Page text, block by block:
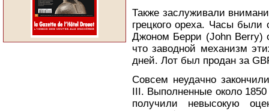
Также заслуживали
грецкого ореха. Часы
Джоном Берри (John Berry)
что заводной механизм
дней. Лот был продан за
Совсем неудачно
III. Выполненные около
получили невысокую